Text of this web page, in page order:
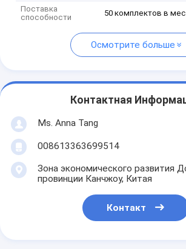
Поставка
способности
50 комплектов в
Осмотрите больше
Контактная
Ms. Anna Tang
008613363699514
Зона экономического развития
провинции Канчжоу, Китая
Контакт